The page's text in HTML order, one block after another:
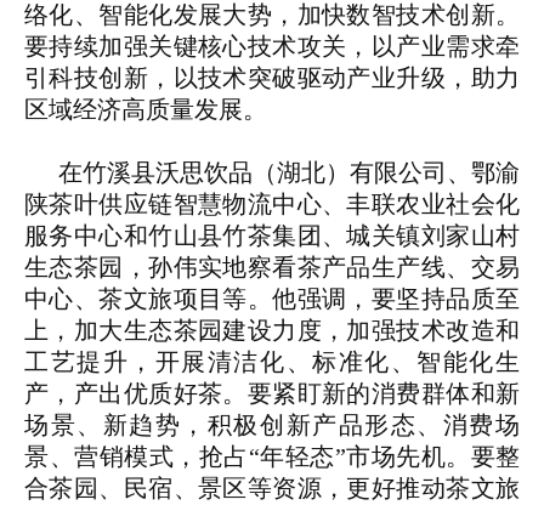
络化、智能化发展大势，加快数智技术创新。
要持续加强关键核心技术攻关，以产业需求牵
引科技创新，以技术突破驱动产业升级，助力
区域经济高质量发展。
在竹溪县沃思饮品（湖北）有限公司、鄂渝
陕茶叶供应链智慧物流中心、丰联农业社会化
服务中心和竹山县竹茶集团、城关镇刘家山村
生态茶园，孙伟实地察看茶产品生产线、交易
中心、茶文旅项目等。他强调，要坚持品质至
上，加大生态茶园建设力度，加强技术改造和
工艺提升，开展清洁化、标准化、智能化生
产，产出优质好茶。要紧盯新的消费群体和新
场景、新趋势，积极创新产品形态、消费场
景、营销模式，抢占“年轻态”市场先机。要整
合茶园、民宿、景区等资源，更好推动茶文旅